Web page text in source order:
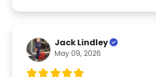
Jack Lindley
May 09, 2026